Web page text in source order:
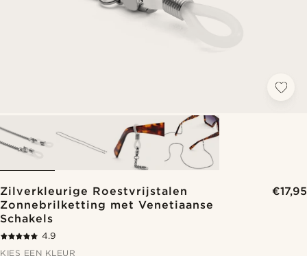
Zilverkleurige Roestvrijstalen
Zonnebrilketting met Venetiaanse
Schakels
€17,95
4.9
KIES EEN KLEUR